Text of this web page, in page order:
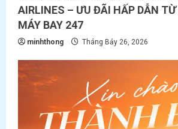
AIRLINES – ƯU ĐÃI HẤP DẪN
MÁY BAY 247
minhthong Tháng Bảy 26, 2026